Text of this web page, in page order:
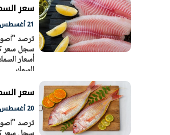
سعر السمك اليوم
21 أغسطس 2024 09:34 ص
السمك
سعر السمك اليوم
20 أغسطس 2024 08:00 ص